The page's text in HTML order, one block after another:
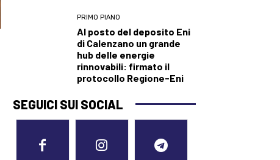
PRIMO PIANO
Al posto del deposito Eni
di Calenzano un grande
hub delle energie
rinnovabili: firmato il
protocollo Regione-Eni
SEGUICI SUI SOCIAL